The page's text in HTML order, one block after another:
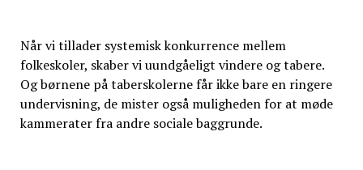
Når vi tillader systemisk konkurrence mellem
folkeskoler, skaber vi uundgåeligt vindere og tabere.
Og børnene på taberskolerne får ikke bare en ringere
undervisning, de mister også muligheden for at møde
kammerater fra andre sociale baggrunde.